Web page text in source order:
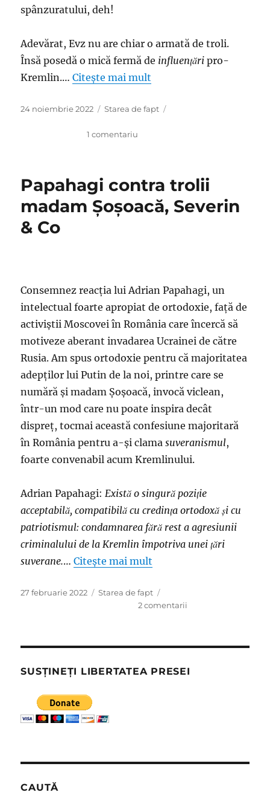
spânzuratului, deh!
Adevărat, Evz nu are chiar o armată de troli.
Însă posedă o mică fermă de influențări pro-
Kremlin.…Citește mai mult
Publicat
24 noiembrie 2022 Categorii
Starea de fapt
1 comentariu
manipulării
până
noi
noștri?
Papahagi contra trolii
madam Şoşoacă, Severin
& Co
Consemnez reacţia lui Adrian Papahagi, un
intelectual foarte apropiat de ortodoxie, faţă de
activiştii Moscovei în România care încercă să
motiveze aberant invadarea Ucrainei de către
Rusia. Am spus ortodoxie pentru că majoritatea
adepţilor lui Putin de la noi, printre care se
numără şi madam Şoşoacă, invocă viclean,
într-un mod care nu poate inspira decât
dispreţ, tocmai această confesiune majoritară
în România pentru a-şi clamasuveranismul,
foarte convenabil acum Kremlinului.
Adrian Papahagi:Există o singură poziție
acceptabilă, compatibilă cu credința ortodoxă și cu
patriotismul: condamnarea fără rest a agresiunii
criminalului de la Kremlin împotriva unei țări
suverane.…Citește mai mult
Publicat
27 februarie 2022 Categorii
Starea de fapt
2 comentarii
Şoşoacă,
SUSȚINEȚI LIBERTATEA PRESEI
CAUTĂ